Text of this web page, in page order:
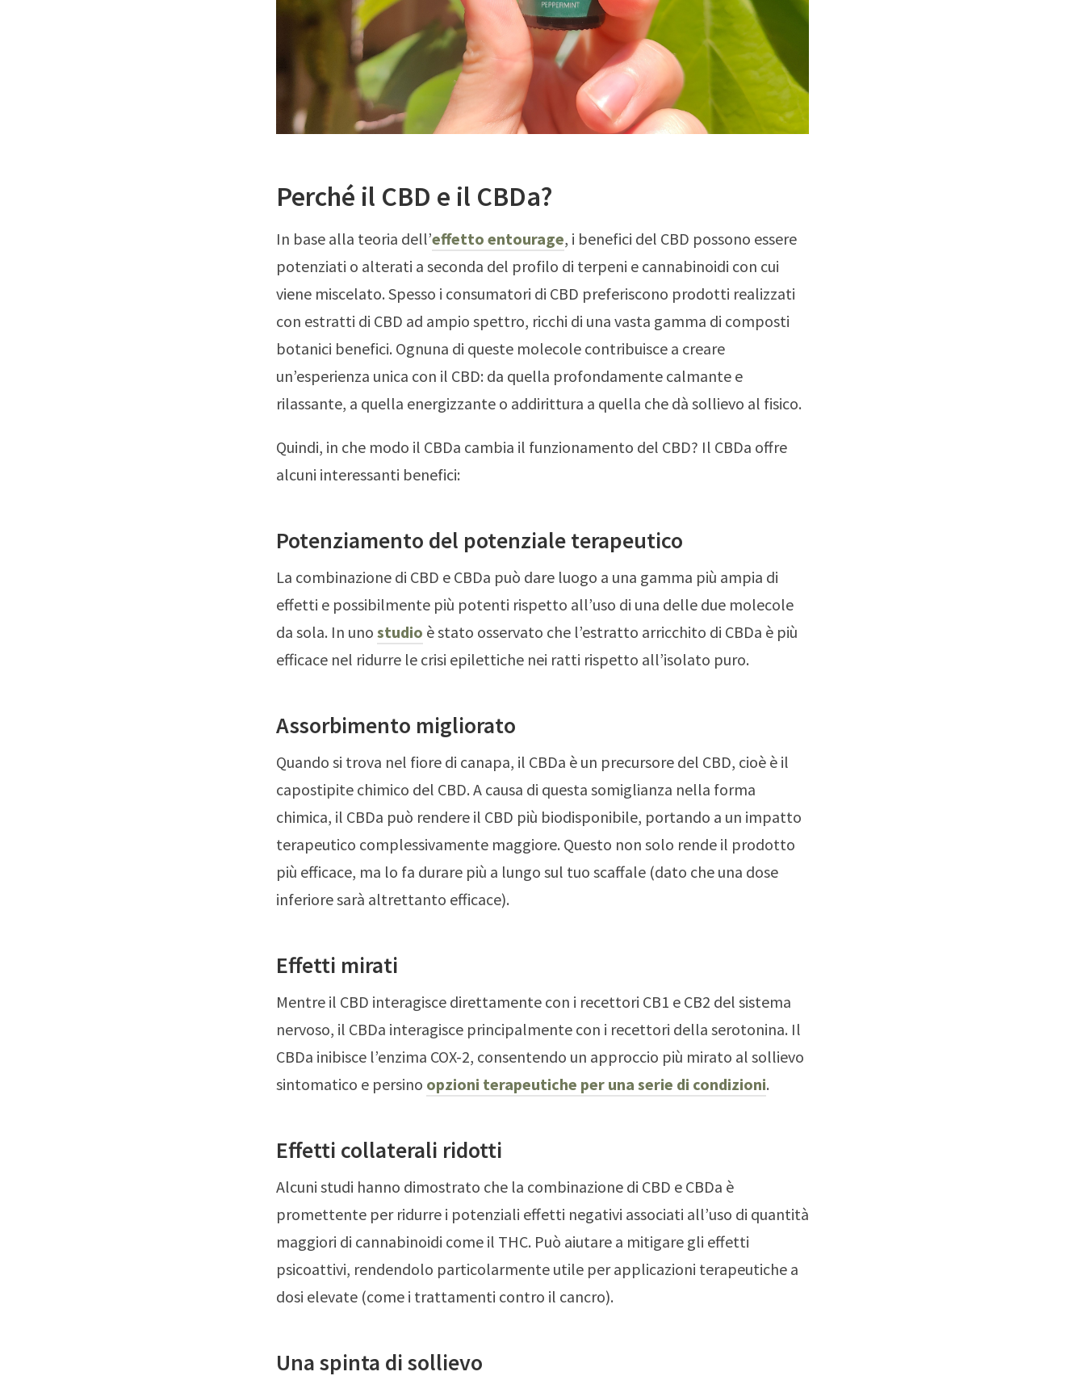
Perché il CBD e il CBDa?
In base alla teoria dell’effetto entourage, i benefici del CBD possono essere
potenziati o alterati a seconda del profilo di terpeni e cannabinoidi con cui
viene miscelato. Spesso i consumatori di CBD preferiscono prodotti realizzati
con estratti di CBD ad ampio spettro, ricchi di una vasta gamma di composti
botanici benefici. Ognuna di queste molecole contribuisce a creare
un’esperienza unica con il CBD: da quella profondamente calmante e
rilassante, a quella energizzante o addirittura a quella che dà sollievo al fisico.
Quindi, in che modo il CBDa cambia il funzionamento del CBD? Il CBDa offre
alcuni interessanti benefici:
Potenziamento del potenziale terapeutico
La combinazione di CBD e CBDa può dare luogo a una gamma più ampia di
effetti e possibilmente più potenti rispetto all’uso di una delle due molecole
da sola. In uno studio è stato osservato che l’estratto arricchito di CBDa è più
efficace nel ridurre le crisi epilettiche nei ratti rispetto all’isolato puro.
Assorbimento migliorato
Quando si trova nel fiore di canapa, il CBDa è un precursore del CBD, cioè è il
capostipite chimico del CBD. A causa di questa somiglianza nella forma
chimica, il CBDa può rendere il CBD più biodisponibile, portando a un impatto
terapeutico complessivamente maggiore. Questo non solo rende il prodotto
più efficace, ma lo fa durare più a lungo sul tuo scaffale (dato che una dose
inferiore sarà altrettanto efficace).
Effetti mirati
Mentre il CBD interagisce direttamente con i recettori CB1 e CB2 del sistema
nervoso, il CBDa interagisce principalmente con i recettori della serotonina. Il
CBDa inibisce l’enzima COX-2, consentendo un approccio più mirato al sollievo
sintomatico e persino opzioni terapeutiche per una serie di condizioni.
Effetti collaterali ridotti
Alcuni studi hanno dimostrato che la combinazione di CBD e CBDa è
promettente per ridurre i potenziali effetti negativi associati all’uso di quantità
maggiori di cannabinoidi come il THC. Può aiutare a mitigare gli effetti
psicoattivi, rendendolo particolarmente utile per applicazioni terapeutiche a
dosi elevate (come i trattamenti contro il cancro).
Una spinta di sollievo